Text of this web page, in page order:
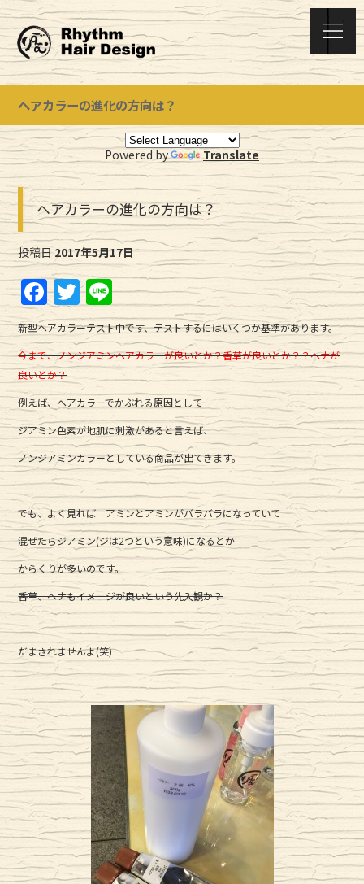
ヘアカラーの進化の方向は？
Powered by Translate
ヘアカラーの進化の方向は？
投稿日 2017年5月17日
F
a
c
e
b
o
o
k
T
w
it
te
r
Li
n
e
新型ヘアカラーテスト中です、テストするにはいくつか基準があります。
今まで、ノンジアミンヘアカラーが良いとか？香草が良いとか？？ヘナが
良いとか？
例えば、ヘアカラーでかぶれる原因として
ジアミン色素が地肌に刺激があると言えば、
ノンジアミンカラーとしている商品が出てきます。
でも、よく見れば アミンとアミンがバラバラになっていて
混ぜたらジアミン(ジは2つという意味)になるとか
からくりが多いのです。
香草、ヘナもイメージが良いという先入観か？
だまされませんよ(笑)